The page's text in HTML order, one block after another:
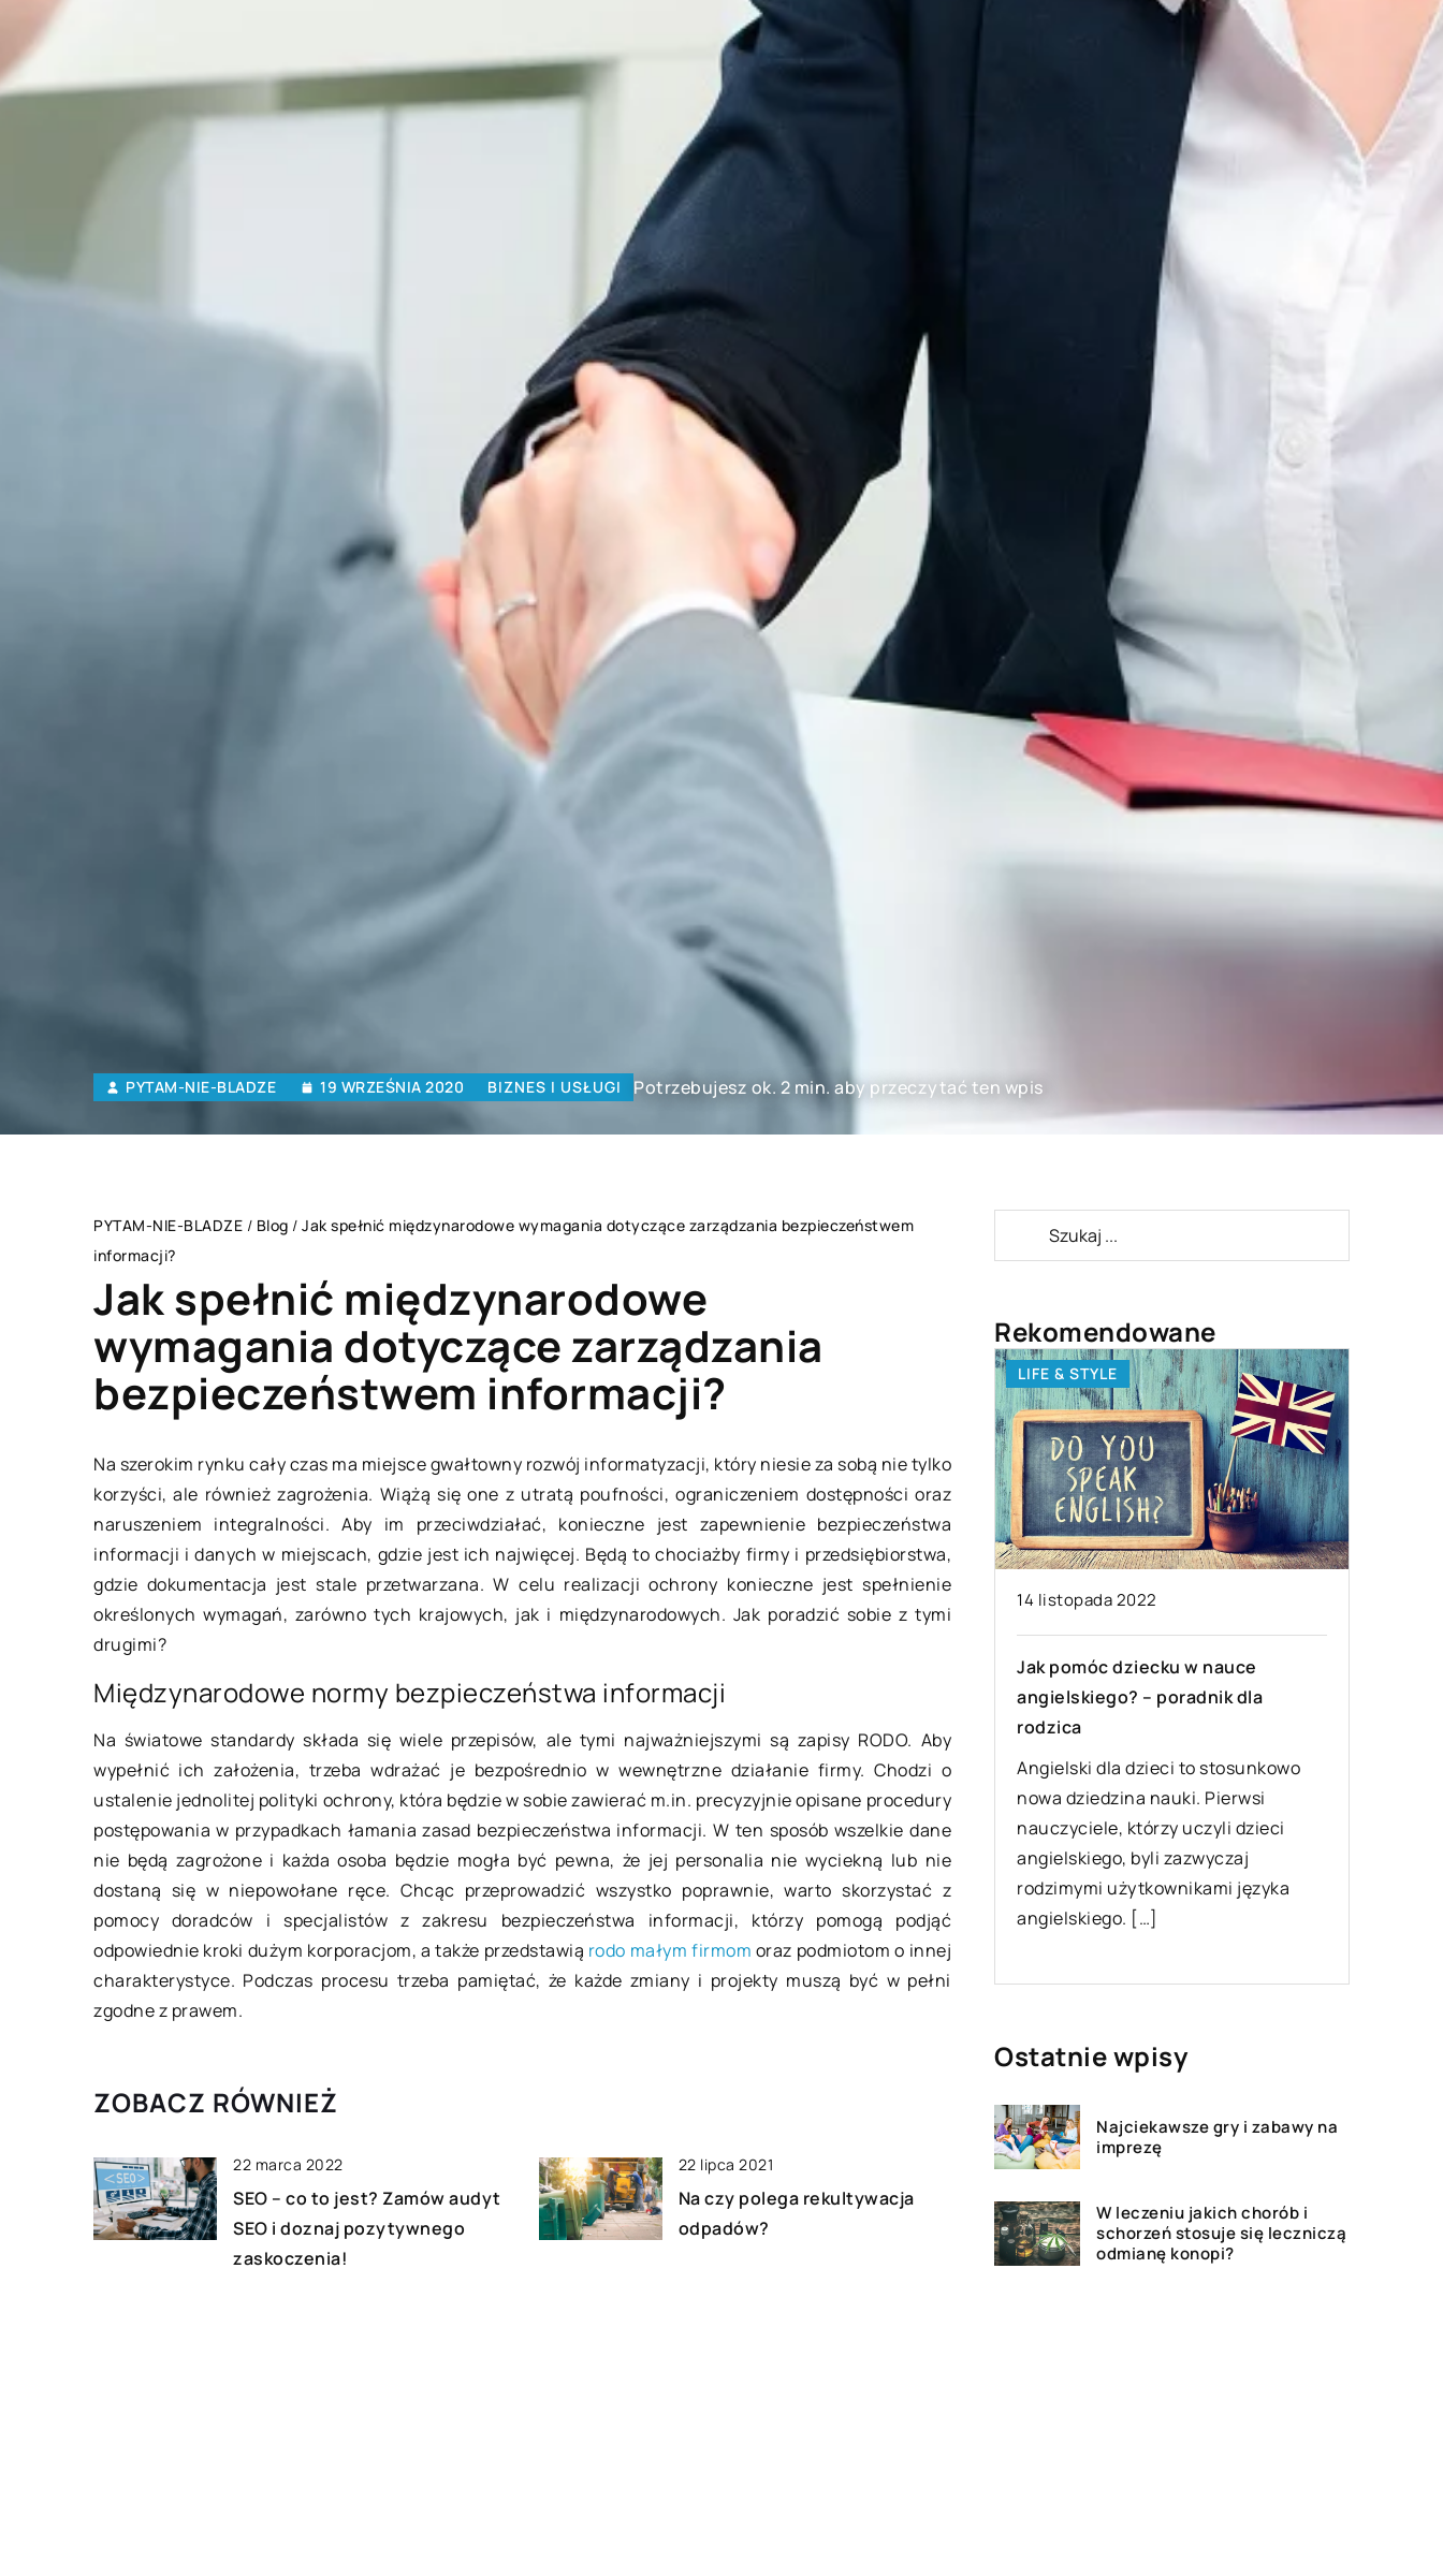
PYTAM-NIE-BLADZE 19 WRZEŚNIA 2020 BIZNES I USŁUGI Potrzebujesz ok. 2 min. aby przeczytać ten wpis
PYTAM-NIE-BLADZE / Blog / Jak spełnić międzynarodowe wymagania dotyczące zarządzania bezpieczeństwem
informacji?
Jak spełnić międzynarodowe
wymagania dotyczące zarządzania
bezpieczeństwem informacji?
Na szerokim rynku cały czas ma miejsce gwałtowny rozwój informatyzacji, który niesie za sobą nie tylko
korzyści, ale również zagrożenia. Wiążą się one z utratą poufności, ograniczeniem dostępności oraz
naruszeniem integralności. Aby im przeciwdziałać, konieczne jest zapewnienie bezpieczeństwa
informacji i danych w miejscach, gdzie jest ich najwięcej. Będą to chociażby firmy i przedsiębiorstwa,
gdzie dokumentacja jest stale przetwarzana. W celu realizacji ochrony konieczne jest spełnienie
określonych wymagań, zarówno tych krajowych, jak i międzynarodowych. Jak poradzić sobie z tymi
drugimi?
Międzynarodowe normy bezpieczeństwa informacji
Na światowe standardy składa się wiele przepisów, ale tymi najważniejszymi są zapisy RODO. Aby
wypełnić ich założenia, trzeba wdrażać je bezpośrednio w wewnętrzne działanie firmy. Chodzi o
ustalenie jednolitej polityki ochrony, która będzie w sobie zawierać m.in. precyzyjnie opisane procedury
postępowania w przypadkach łamania zasad bezpieczeństwa informacji. W ten sposób wszelkie dane
nie będą zagrożone i każda osoba będzie mogła być pewna, że jej personalia nie wyciekną lub nie
dostaną się w niepowołane ręce. Chcąc przeprowadzić wszystko poprawnie, warto skorzystać z
pomocy doradców i specjalistów z zakresu bezpieczeństwa informacji, którzy pomogą podjąć
odpowiednie kroki dużym korporacjom, a także przedstawią rodo małym firmom oraz podmiotom o innej
charakterystyce. Podczas procesu trzeba pamiętać, że każde zmiany i projekty muszą być w pełni
zgodne z prawem.
ZOBACZ RÓWNIEŻ
22 marca 2022
SEO – co to jest? Zamów audyt
SEO i doznaj pozytywnego
zaskoczenia!
22 lipca 2021
Na czy polega rekultywacja
odpadów?
Rekomendowane
BRANŻA BUDOWLANA
13 sierpnia 2018
przemysłowe – na co zwrócić
Jeśli chcemy prowadzić
profesjonalną firmę w branży
przetwórstwa spożywczego lub w
przemyśle farmaceutycznym albo
kosmetycznym, prawdopodobnie
będziemy musieli wybrać chłodnię
[…]
MIESZKANIE
18 sierpnia 2018
Basen w ogrodzie – od czego
zacząć budowę?
Budowa basenu w ogrodzie to
ciekawa, ale i wymagająca
inwestycja. Przed przystąpieniem do
działania warto dowiedzieć się, od
czego zacząć […]
LIFE & STYLE
14 listopada 2022
Jak pomóc dziecku w nauce
angielskiego? – poradnik dla
rodzica
Angielski dla dzieci to stosunkowo
nowa dziedzina nauki. Pierwsi
nauczyciele, którzy uczyli dzieci
angielskiego, byli zazwyczaj
rodzimymi użytkownikami języka
angielskiego. […]
Ostatnie wpisy
Najciekawsze gry i zabawy na
imprezę
W leczeniu jakich chorób i
schorzeń stosuje się leczniczą
odmianę konopi?